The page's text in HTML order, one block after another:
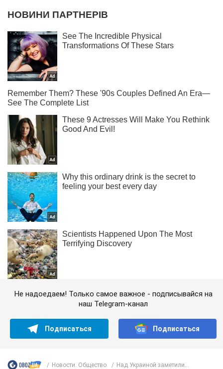
Не надоедаем! Только самое важное - подписывайся на
наш Telegram-канал
Подписаться Подписаться
Новости. Общество Над Украиной заметили...